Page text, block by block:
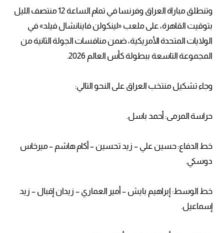
وتنطلق مباراة العراق وفرنسا في تمام الساعة 12 منتصف الليل
بتوقيت القاهرة، على ملعب «لينكولن فاينانشال فيلد» في
الولايات المتحدة الأمريكية، ضمن منافسات الجولة الثانية من
المجموعة التاسعة ببطولة كأس العالم 2026.
وجاء تشكيل منتخب العراق على النحو التالي:
حراسة المرمى: أحمد باسل.
خط الدفاع: حسين علي – زيد تحسين – أكام هاشم – ميرخاس
دوسكي.
خط الوسط: إبراهيم بايش – أمير العماري – زيدان إقبال – زيد
إسماعيل.